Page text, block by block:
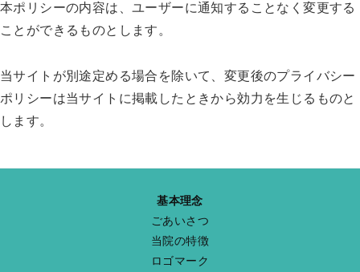
本ポリシーの内容は、ユーザーに通知することなく変更する
ことができるものとします。
当サイトが別途定める場合を除いて、変更後のプライバシー
ポリシーは当サイトに掲載したときから効力を生じるものと
します。
基本理念
ごあいさつ
当院の特徴
ロゴマーク